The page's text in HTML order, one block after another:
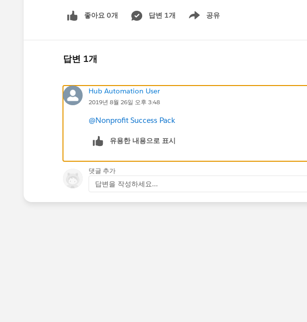
좋아요 0개 답변 1개 공유
Show menu
답변 1개
Hub Automation User
2019년 8월 26일 오후 3:48
@Nonprofit Success Pack
유용한 내용으로 표시
댓글 추가
답변을 작성하세요...